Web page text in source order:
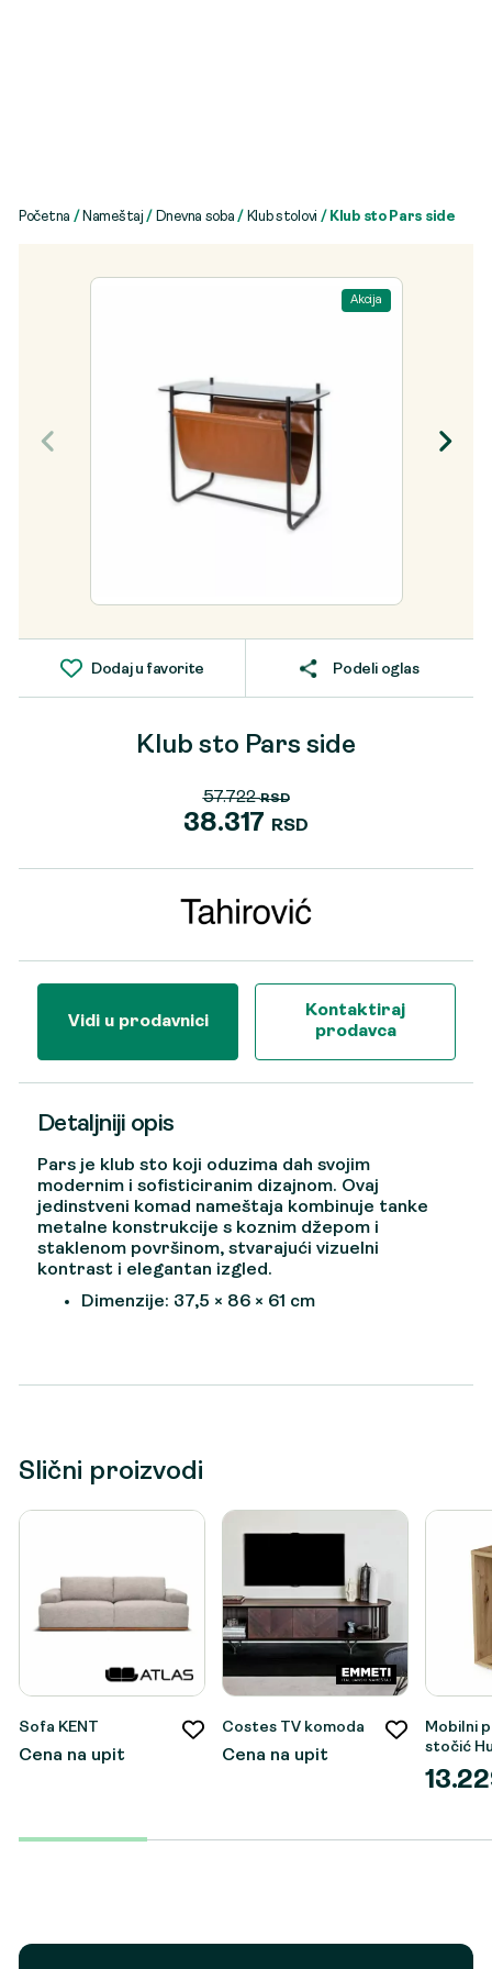
Početna / Nameštaj / Dnevna soba / Klub stolovi / Klub sto Pars side
Akcija
Dodaj u favorite Podeli oglas
Klub sto Pars side
57.722RSD
Originalna
57.722 RSD.
38.317
RSD
cena
38.317 RSD.
Vidi u prodavnici
Kontaktiraj
prodavca
Detaljniji opis
Pars je klub sto koji oduzima dah svojim
modernim i sofisticiranim dizajnom. Ovaj
jedinstveni komad nameštaja kombinuje tanke
metalne konstrukcije s koznim džepom i
staklenom površinom, stvarajući vizuelni
kontrast i elegantan izgled.
Dimenzije: 37,5 × 86 × 61 cm
Slični proizvodi
Sofa KENT
Cena na upit
Costes TV komoda
Cena na upit
Mobilni
stočić